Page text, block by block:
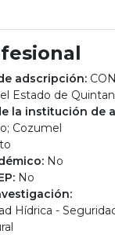
adscripción:
Estado de
la institución de
Cozumel
No
No
Hídrica -